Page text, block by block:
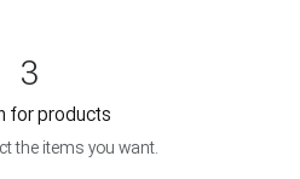
3
for products
the items you want.